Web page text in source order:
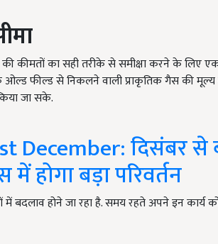
कीमतों का सही तरीके से समीक्षा करने के लिए
ओल्ड फील्ड से निकलने वाली प्राकृतिक गैस की मूल्य
जा सके.
December: दिसंबर
होगा बड़ा परिवर्तन
बदलाव होने जा रहा है. समय रहते अपने इन कार्य